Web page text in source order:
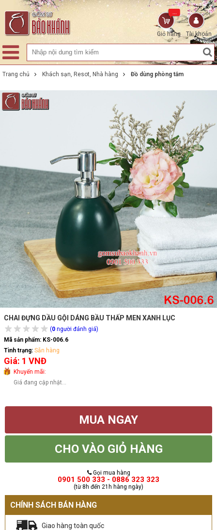
Tài khoản
Giỏ hàng
...
Trang chủ Khách sạn, Resot, Nhà hàng Đồ dùng phòng tắm
CHAI ĐỰNG DẦU GỘI DÁNG BẦU THẤP MEN XANH LỤC
(0 người đánh giá)
Mã sản phẩm: KS-006.6
Tình trạng: Sẵn hàng
Giá: 1 VNĐ
Khuyến mãi:
Giá đang cập nhật...
MUA NGAY
CHO VÀO GIỎ HÀNG
Gọi mua hàng
0901 500 333 - 0886 323 323
(từ 8h đến 21h hàng ngày)
CHÍNH SÁCH BÁN HÀNG
Giao hàng toàn quốc